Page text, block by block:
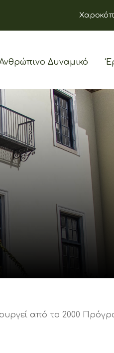
Δυναμικό
από το 2000